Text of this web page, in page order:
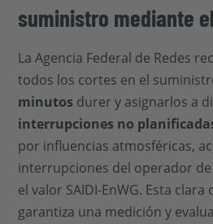
suministro mediante
La Agencia Federal de Redes
todos los cortes en el
minutos durer y asignarlos a
interrupciones no
por influencias atmosféricas,
interrupciones del operador
el valor SAIDI-EnWG. Esta
garantiza una medición y